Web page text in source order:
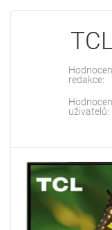
redakce:
uživatelů: